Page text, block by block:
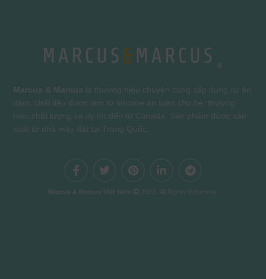
Marcus & Marcus là thương hiệu chuyên cung cấp dụng cụ ăn
dặm, chất liệu được làm từ silicone an toàn cho bé, thương
hiệu chất lượng và uy tín đến từ Canada. Sản phẩm được sản
xuất từ nhà máy đặt tại Trung Quốc.
Marcus & Marcus Việt Nam 2022. All Rights Reserved.